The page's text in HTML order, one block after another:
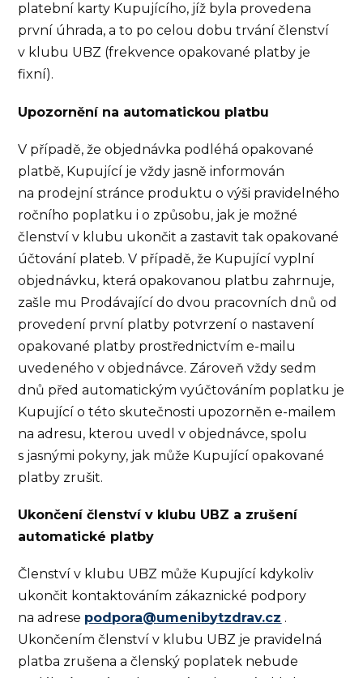
platební karty Kupujícího, jíž byla provedena
první úhrada, a to po celou dobu trvání členství
v klubu UBZ (frekvence opakované platby je
fixní).
Upozornění na automatickou platbu
V případě, že objednávka podléhá opakované
platbě, Kupující je vždy jasně informován
na prodejní stránce produktu o výši pravidelného
ročního poplatku i o způsobu, jak je možné
členství v klubu ukončit a zastavit tak opakované
účtování plateb. V případě, že Kupující vyplní
objednávku, která opakovanou platbu zahrnuje,
zašle mu Prodávající do dvou pracovních dnů od
provedení první platby potvrzení o nastavení
opakované platby prostřednictvím e-mailu
uvedeného v objednávce. Zároveň vždy sedm
dnů před automatickým vyúčtováním poplatku je
Kupující o této skutečnosti upozorněn e-mailem
na adresu, kterou uvedl v objednávce, spolu
s jasnými pokyny, jak může Kupující opakované
platby zrušit.
Ukončení členství v klubu UBZ a zrušení
automatické platby
Členství v klubu UBZ může Kupující kdykoliv
ukončit kontaktováním zákaznické podpory
na adrese podpora@umenibytzdrav.cz .
Ukončením členství v klubu UBZ je pravidelná
platba zrušena a členský poplatek nebude